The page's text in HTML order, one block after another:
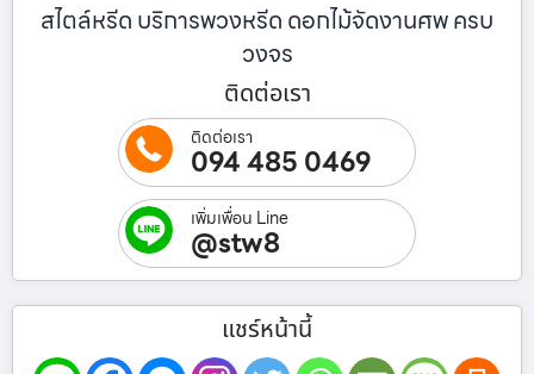
สไตล์หรีด บริการพวงหรีด ดอกไม้จัดงานศพ ครบ
วงจร
ติดต่อเรา
ติดต่อเรา
094 485 0469
เพิ่มเพื่อน Line
@stw8
แชร์หน้านี้